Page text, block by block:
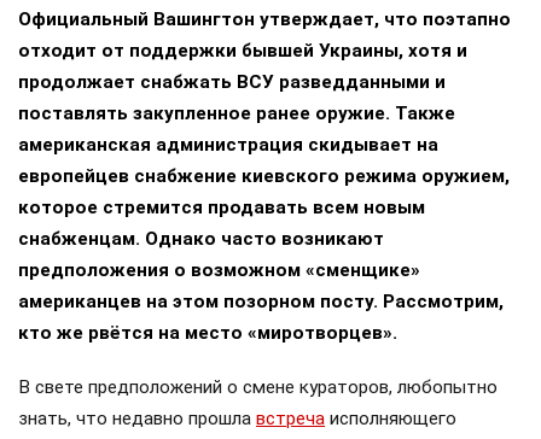
Официальный Вашингтон утверждает, что поэтапно
отходит от поддержки бывшей Украины, хотя и
продолжает снабжать ВСУ разведданными и
поставлять закупленное ранее оружие. Также
американская администрация скидывает на
европейцев снабжение киевского режима оружием,
которое стремится продавать всем новым
снабженцам. Однако часто возникают
предположения о возможном «сменщике»
американцев на этом позорном посту. Рассмотрим,
кто же рвётся на место «миротворцев».
В свете предположений о смене кураторов, любопытно
знать, что недавно прошла встреча исполняющего